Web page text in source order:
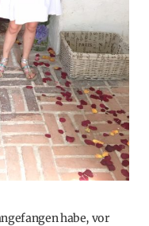
habe, vor